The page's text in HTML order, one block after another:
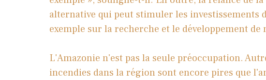
alternative qui peut stimuler les investissements
exemple sur la recherche et le développement
L'Amazonie n'est pas la seule préoccupation.
incendies dans la région sont encore pires que